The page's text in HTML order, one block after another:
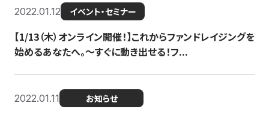
2022.01.12 イベント・セミナー
【1/13（木）オンライン開催！】これからファンドレイジングを
始めるあなたへ。〜すぐに動き出せる！フ...
2022.01.11 お知らせ